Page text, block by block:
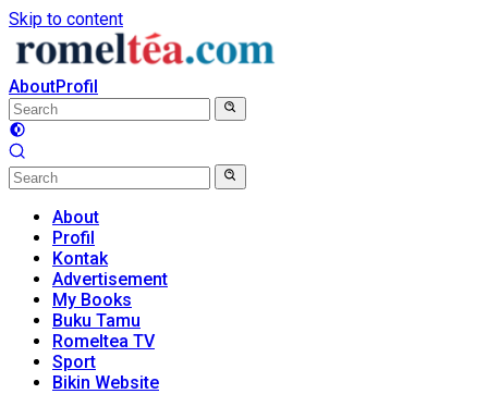
Skip to content
AboutProfil
About
Profil
Kontak
Advertisement
My Books
Buku Tamu
Romeltea TV
Sport
Bikin Website